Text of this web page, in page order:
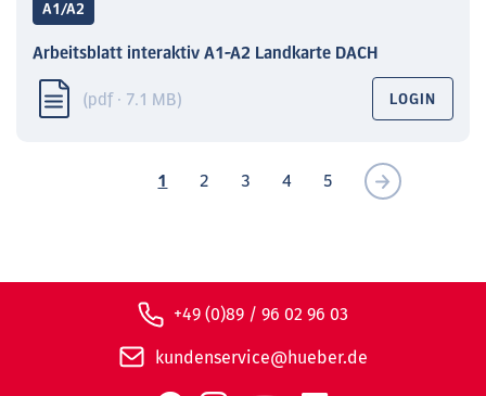
A1/A2
Arbeitsblatt interaktiv A1-A2 Landkarte DACH
(pdf · 7.1 MB) LOGIN
1 2 3 4 5
+49 (0)89 / 96 02 96 03
kundenservice@hueber.de